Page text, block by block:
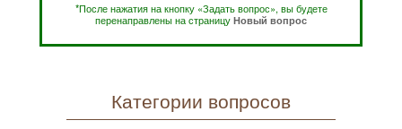
*После нажатия на кнопку «Задать вопрос», вы будете
перенаправлены на страницуНовый вопрос
Категории вопросов